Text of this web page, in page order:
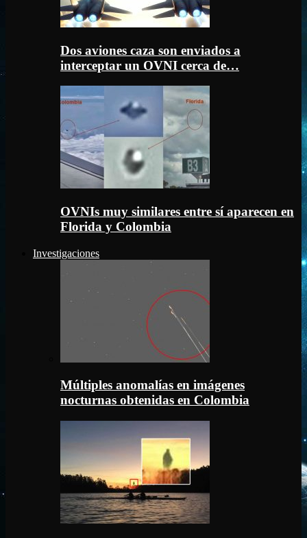
Dos aviones caza son enviados a
interceptar un OVNI cerca de…
OVNIs muy similares entre sí aparecen en
Florida y Colombia
Investigaciones
Múltiples anomalías en imágenes
nocturnas obtenidas en Colombia